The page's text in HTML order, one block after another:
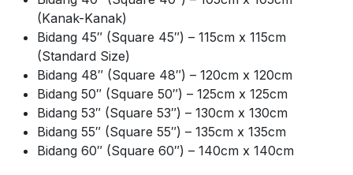
(Kanak-Kanak)
Bidang 45″ (Square 45″) – 115cm x 115cm
(Standard Size)
Bidang 48″ (Square 48″) – 120cm x 120cm
Bidang 50″ (Square 50″) – 125cm x 125cm
Bidang 53″ (Square 53″) – 130cm x 130cm
Bidang 55″ (Square 55″) – 135cm x 135cm
Bidang 60″ (Square 60″) – 140cm x 140cm